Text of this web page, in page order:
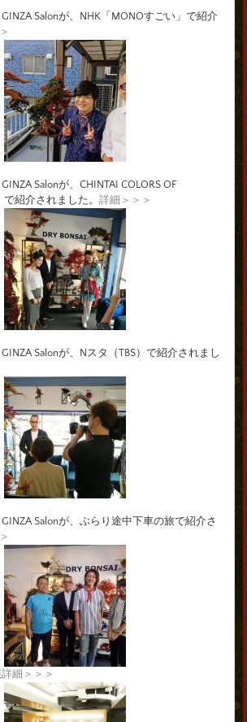
GINZA Salonが、NHK「MONOすごい」で紹介
Salonが、CHINTAI COLORS OF
紹介されました。 詳細＞＞＞
GINZA Salonが、Nスタ（TBS）で紹介されまし
GINZA Salonが、ぶらり途中下車の旅で紹介さ
詳細＞＞＞